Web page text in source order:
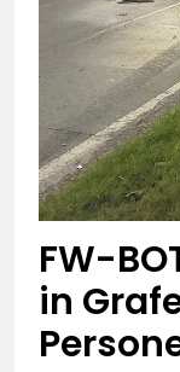
FW-
in